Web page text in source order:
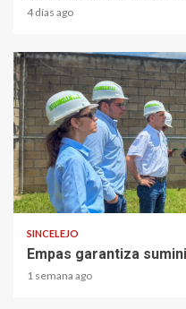
4 días ago
1 min read
SINCELEJO
Empas garantiza
1 semana ago